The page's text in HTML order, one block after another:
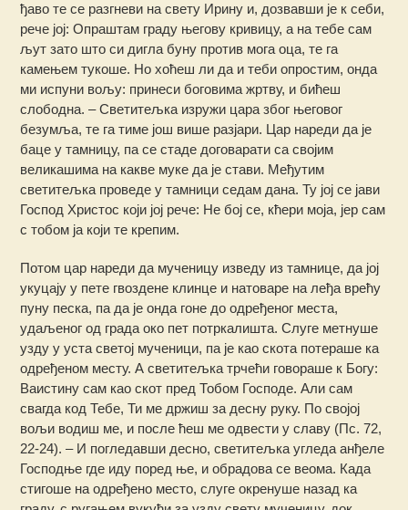
ђаво те се разгневи на свету Ирину и, дозвавши је к себи,
рече joj: Опраштам граду његову кривицу, а на тебе сам
љут зато што си дигла буну против мога оца, те га
камењем тукоше. Но хоћеш ли да и теби опростим, онда
ми испуни вољу: принеси боговима жртву, и бићеш
слободна. – Светитељка изружи цара због његовог
безумља, те га тиме још више разјари. Цар нареди да је
баце у тамницу, па се стаде договарати са својим
великашима на какве муке да је стави. Међутим
светитељка проведе у тамници седам дана. Ту јој се јави
Господ Христос који јој рече: Не бој се, кћери моја, јер сам
с тобом ја који те крепим.
Потом цар нареди да мученицу изведу из тамнице, да јој
укуцају у пете гвоздене клинце и натоваре на леђа врећу
пуну песка, па да је онда гоне до одређеног места,
удаљеног од града око пет потркалишта. Слуге метнуше
узду у уста светој мученици, па је као скота потераше ка
одређеном месту. А светитељка трчећи говораше к Богу:
Ваистину сам као скот пред Тобом Господе. Али сам
свагда код Тебе, Ти ме држиш за десну руку. По својој
вољи водиш ме, и после ћеш ме одвести у славу (Пс. 72,
22-24). – И погледавши десно, светитељка угледа анђеле
Господње где иду поред ње, и обрадова се веома. Када
стигоше на одређено место, слуге окренуше назад ка